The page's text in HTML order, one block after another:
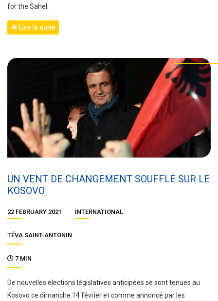
for the Sahel.
Lire la suite
UN VENT DE CHANGEMENT SOUFFLE SUR LE
KOSOVO
22 FEBRUARY 2021 INTERNATIONAL
TÉVA SAINT-ANTONIN
7 MIN
De nouvelles élections législatives anticipées se sont tenues au
Kosovo ce dimanche 14 février et comme annoncé par les